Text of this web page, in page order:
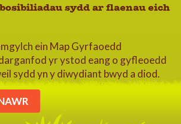
sydd ar flaenau eich
ein Map Gyrfaoedd
yr ystod eang o gyfleoedd
sydd yn y diwydiant bwyd a diod.